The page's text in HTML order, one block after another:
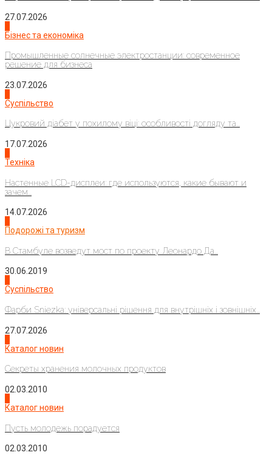
27.07.2026
Бізнес та економіка
Промышленные солнечные электростанции: современное
решение для бизнеса
23.07.2026
Суспільство
Цукровий діабет у похилому віці: особливості догляду та...
17.07.2026
Техніка
Настенные LCD-дисплеи: где используются, какие бывают и
зачем...
14.07.2026
Подорожі та туризм
В Стамбуле возведут мост по проекту Леонардо Да...
30.06.2019
Суспільство
Фарби Sniezka: універсальні рішення для внутрішніх і зовнішніх...
27.07.2026
Каталог новин
Секреты хранения молочных продуктов
02.03.2010
Каталог новин
Пусть молодежь порадуется
02.03.2010